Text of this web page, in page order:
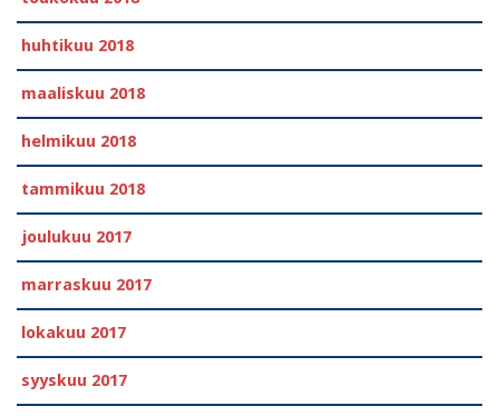
huhtikuu 2018
maaliskuu 2018
helmikuu 2018
tammikuu 2018
joulukuu 2017
marraskuu 2017
lokakuu 2017
syyskuu 2017